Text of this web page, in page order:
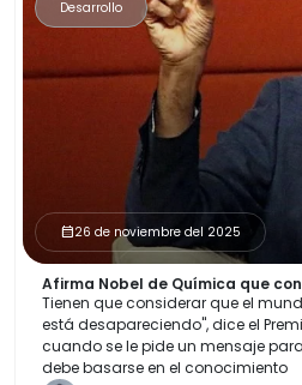
Desarrollo
calendar_month26 de noviembre del 2025
Afirma Nobel de Química que
Tienen que considerar que el
está desapareciendo", dice el
cuando se le pide un mensaje
debe basarse en el conocimiento